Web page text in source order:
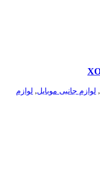
, لوازم جانبی موبایل, لوازم